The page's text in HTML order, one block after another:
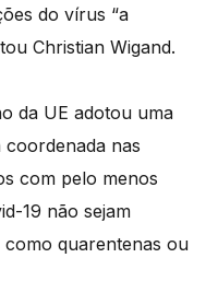
do vírus “a
Christian Wigand.
da UE adotou uma
nas
com pelo menos
19 não sejam
como quarentenas ou